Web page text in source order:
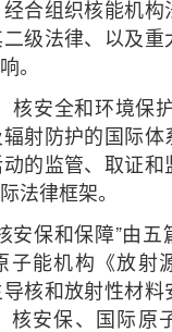
合组织核能机构
级法律、以及重
。
核安全和环境保
射防护的国际体
的监管、取证和
法律框架。
安保和保障”由五
子能机构《放射
核和放射性材料
核安保、国际原